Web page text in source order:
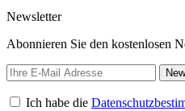
Newsletter
Abonnieren Sie den kostenlosen
Ich habe die